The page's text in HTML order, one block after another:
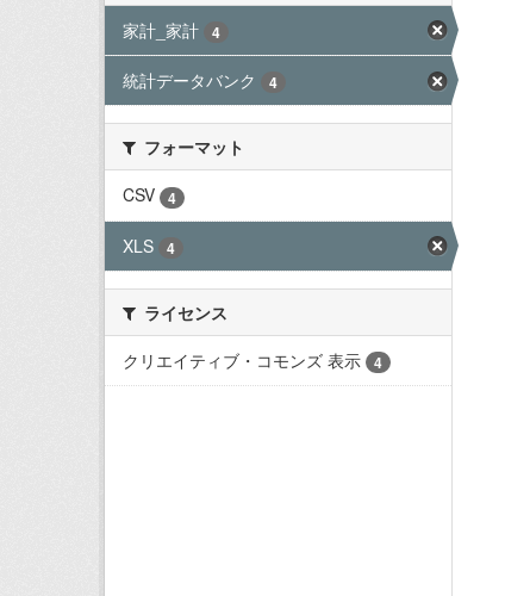
家計_家計
4
統計データバンク 4
フォーマット
CSV
4
XLS 4
ライセンス
クリエイティブ・コモンズ 表示
4